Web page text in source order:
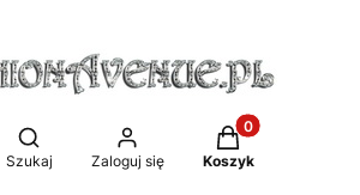
Otwórz wyszukiwarkę
Szukaj Zaloguj się
Produkty w
Koszyk